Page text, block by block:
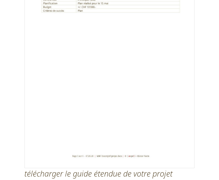
télécharger le guide étendue de votre projet